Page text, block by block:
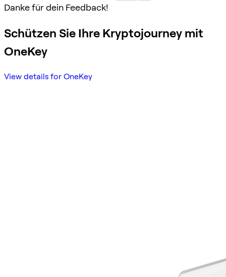
Danke für dein Feedback!
Schützen Sie Ihre Kryptojourney mit
OneKey
View details for OneKey